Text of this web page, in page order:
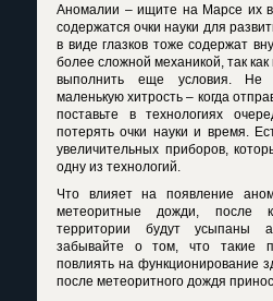
Аномалии – ищите на Марсе их в
содержатся очки науки для
в виде глазков тоже содержат
более сложной механикой, так
выполнить еще условия. Не
маленькую хитрость – когда
поставьте в технологиях
потерять очки науки и время.
увеличительных приборов,
одну из технологий.
Что влияет на появление
метеоритные дожди, после
территории будут
забывайте о том, что такие
повлиять на функционирование
после метеоритного дождя